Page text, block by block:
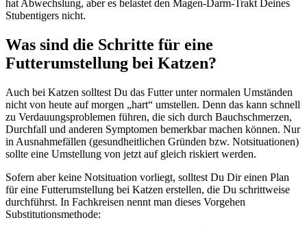
hat Abwechslung, aber es belastet den Magen-Darm-Trakt Deines
Stubentigers nicht.
Was sind die Schritte für eine
Futterumstellung bei Katzen?
Auch bei Katzen solltest Du das Futter unter normalen Umständen
nicht von heute auf morgen „hart“ umstellen. Denn das kann schnell
zu Verdauungsproblemen führen, die sich durch Bauchschmerzen,
Durchfall und anderen Symptomen bemerkbar machen können. Nur
in Ausnahmefällen (gesundheitlichen Gründen bzw. Notsituationen)
sollte eine Umstellung von jetzt auf gleich riskiert werden.
Sofern aber keine Notsituation vorliegt, solltest Du Dir einen Plan
für eine Futterumstellung bei Katzen erstellen, die Du schrittweise
durchführst. In Fachkreisen nennt man dieses Vorgehen
Substitutionsmethode: